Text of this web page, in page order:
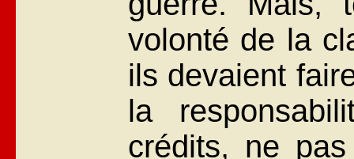
volonté de la
ils devaient
la
crédits, ne